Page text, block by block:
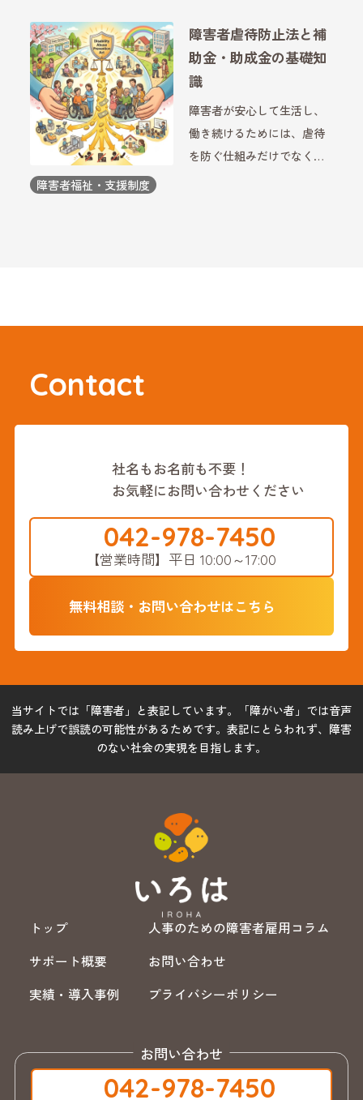
続き、地域生活への移行や
就労支援の充実、多様なニ
ーズへの対応が重視されて
います […]
障害者福祉・支援制度
障害者虐待防止法と補
助金・助成金の基礎知
識
障害者が安心して生活し、
働き続けるためには、虐待
を防ぐ仕組みだけでなく、
Contact
社名もお名前も不要！
お気軽にお問い合わせください
042-978-7450
【営業時間】 平日 10:00～17:00
無料相談・お問い合わせはこちら
当サイトでは「障害者」と表記しています。「障がい者」では音声
読み上げで誤読の可能性があるためです。表記にとらわれず、障害
のない社会の実現を目指します。
トップ
サポート概要
実績・導入事例
人事のための障害者雇用コラム
お問い合わせ
プライバシーポリシー
お問い合わせ
042-978-7450